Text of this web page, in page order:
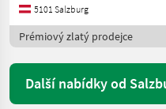
5101 Salzburg
Prémiový zlatý prodejce
Další nabídky od